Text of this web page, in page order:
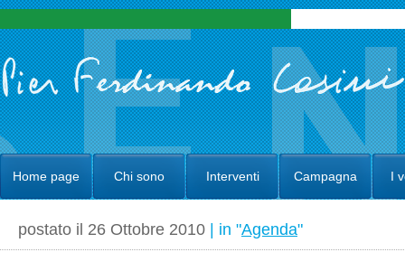
Home page Chi sono Interventi Campagna I
postato il 26 Ottobre 2010 | in "Agenda"